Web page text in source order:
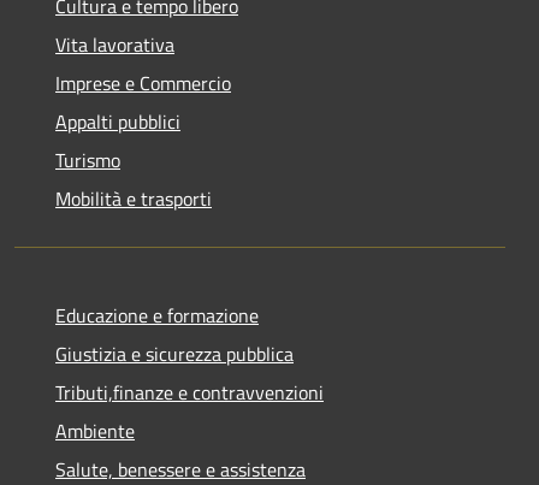
Vita lavorativa
Imprese e Commercio
Appalti pubblici
Turismo
Mobilità e trasporti
Educazione e formazione
Giustizia e sicurezza pubblica
Tributi,finanze e contravvenzioni
Ambiente
Salute, benessere e assistenza